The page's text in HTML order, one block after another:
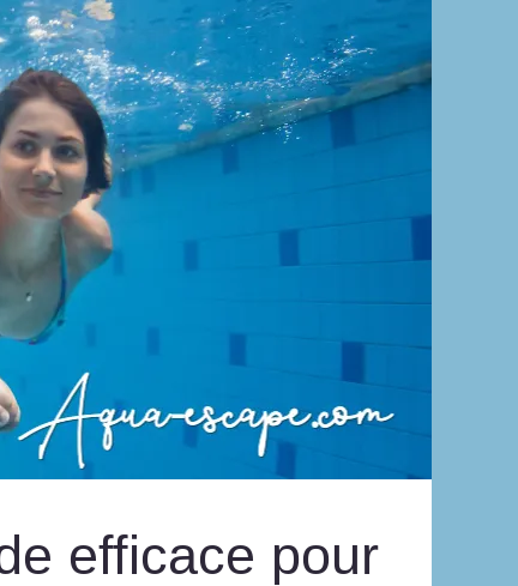
efficace pour